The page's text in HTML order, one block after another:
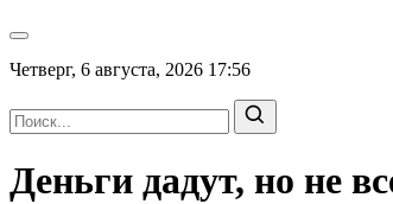
Четверг, 6 августа, 2026 17:56
Деньги дадут, но не